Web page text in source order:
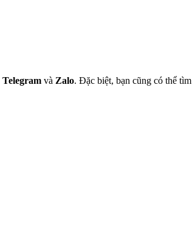
Telegram và Zalo. Đặc biệt, bạn cũng có thể